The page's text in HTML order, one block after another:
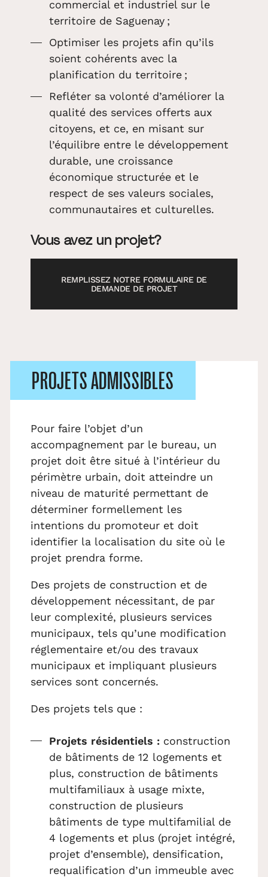
commercial et industriel sur le
territoire de Saguenay ;
Optimiser les projets afin qu’ils
soient cohérents avec la
planification du territoire ;
Refléter sa volonté d’améliorer la
qualité des services offerts aux
citoyens, et ce, en misant sur
l’équilibre entre le développement
durable, une croissance
économique structurée et le
respect de ses valeurs sociales,
communautaires et culturelles.
Vous avez un projet?
REMPLISSEZ NOTRE FORMULAIRE DE
DEMANDE DE PROJET
PROJETS ADMISSIBLES
Pour faire l’objet d’un
accompagnement par le bureau, un
projet doit être situé à l’intérieur du
périmètre urbain, doit atteindre un
niveau de maturité permettant de
déterminer formellement les
intentions du promoteur et doit
identifier la localisation du site où le
projet prendra forme.
Des projets de construction et de
développement nécessitant, de par
leur complexité, plusieurs services
municipaux, tels qu’une modification
réglementaire et/ou des travaux
municipaux et impliquant plusieurs
services sont concernés.
Des projets tels que :
Projets résidentiels : construction
de bâtiments de 12 logements et
plus, construction de bâtiments
multifamiliaux à usage mixte,
construction de plusieurs
bâtiments de type multifamilial de
4 logements et plus (projet intégré,
projet d’ensemble), densification,
requalification d’un immeuble avec